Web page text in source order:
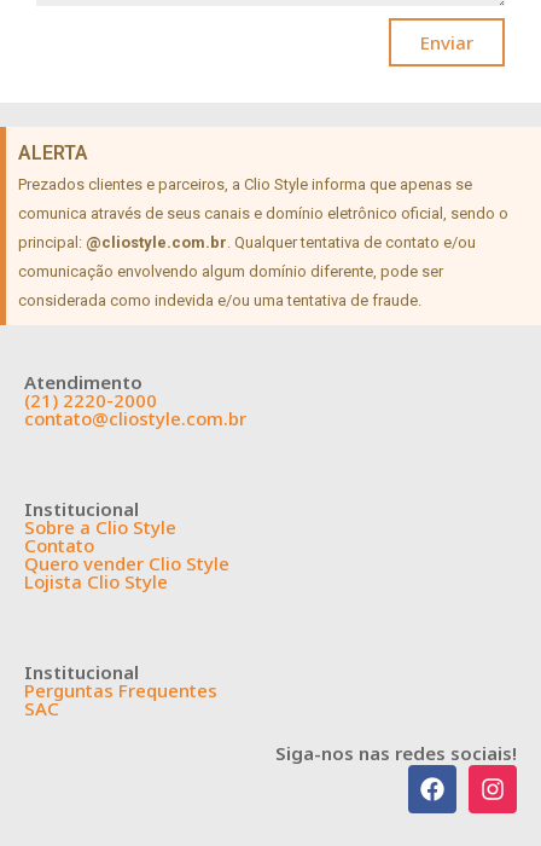
Enviar
ALERTA
Prezados clientes e parceiros, a Clio Style informa que apenas se
comunica através de seus canais e domínio eletrônico oficial, sendo o
principal: @cliostyle.com.br. Qualquer tentativa de contato e/ou
comunicação envolvendo algum domínio diferente, pode ser
considerada como indevida e/ou uma tentativa de fraude.
Atendimento
(21) 2220-2000
contato@cliostyle.com.br
Institucional
Sobre a Clio Style
Contato
Quero vender Clio Style
Lojista Clio Style
Institucional
Perguntas Frequentes
SAC
Siga-nos nas redes sociais!